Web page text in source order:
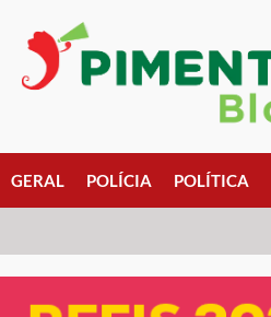
GERAL POLÍCIA POLÍTICA